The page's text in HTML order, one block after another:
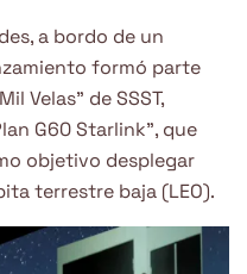
a bordo de un
formó parte
Velas” de SSST,
G60 Starlink”, que
objetivo desplegar
terrestre baja (LEO).